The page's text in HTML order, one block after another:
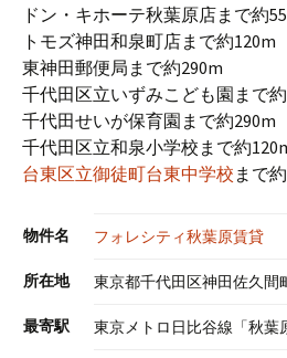
ドン・キホーテ秋葉原店まで約
トモズ神田和泉町店まで約120m
東神田郵便局まで約290m
千代田区立いずみこども園まで
千代田せいが保育園まで約290m
千代田区立和泉小学校まで約
台東区立御徒町台東中学校 まで
物件名 フォレシティ秋葉原賃貸
所在地 東京都千代田区神田佐久間
最寄駅 東京メトロ日比谷線「秋葉